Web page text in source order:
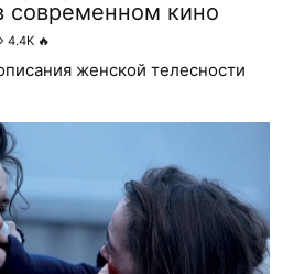
современном кино
4.4K 🔥
женской телесности